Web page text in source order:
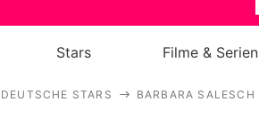
Stars Filme & Serien
DEUTSCHE STARS BARBARA SALESCH